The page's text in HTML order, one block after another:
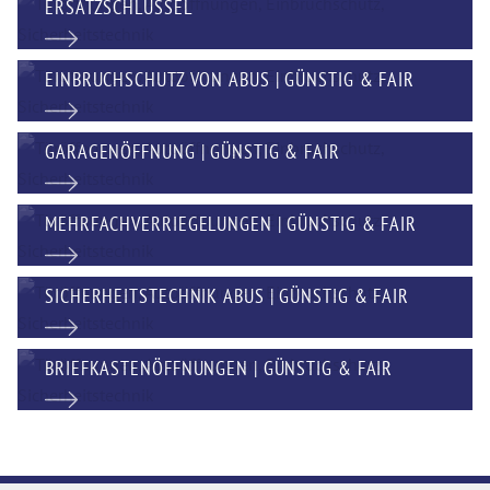
ERSATZSCHLÜSSEL
EINBRUCHSCHUTZ VON ABUS | GÜNSTIG & FAIR
GARAGENÖFFNUNG | GÜNSTIG & FAIR
MEHRFACHVERRIEGELUNGEN | GÜNSTIG & FAIR
SICHERHEITSTECHNIK ABUS | GÜNSTIG & FAIR
BRIEFKASTENÖFFNUNGEN | GÜNSTIG & FAIR